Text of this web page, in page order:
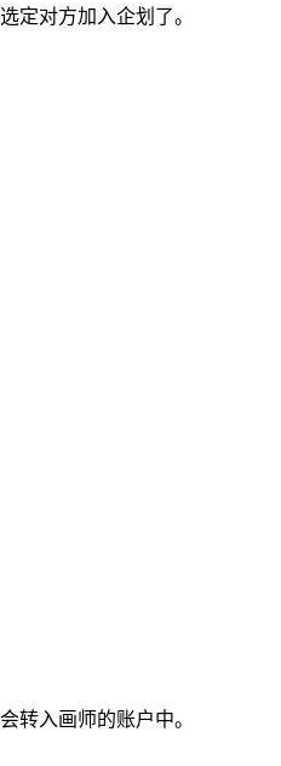
对方加入企划了。
入画师的账户中。